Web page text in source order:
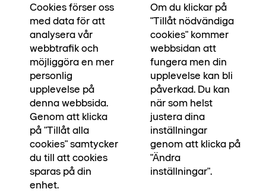
att hälsa alla boende varmt välkomna till
kvarteret och till era nya hem. Drömmer du om
ett hem för familjen i barnvänliga
Bunkeflostrand? Då finns fortfarande möjlighet i
Gottorp. Missa inte Kastanjelyckan – ett
kommande radhuskvarter med planerad
säljpremiär i början av 2027. Läs mer om
kvarteret och anmäl ditt intresse.
Läs mer om radhusen i Kastanjelyckan
Cookies förser oss
med data för att
analysera vår
webbtrafik och
möjliggöra en mer
personlig
upplevelse på
denna webbsida.
Genom att klicka
på "Tillåt alla
cookies" samtycker
du till att cookies
sparas på din
enhet.
Om du klickar på
"Tillåt nödvändiga
cookies" kommer
webbsidan att
fungera men din
upplevelse kan bli
påverkad. Du kan
när som helst
justera dina
inställningar
genom att klicka på
"Ändra
inställningar".